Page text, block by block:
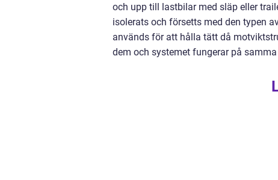
och upp till lastbilar med släp eller
isolerats och försetts med den typen
används för att hålla tätt då
dem och systemet fungerar på